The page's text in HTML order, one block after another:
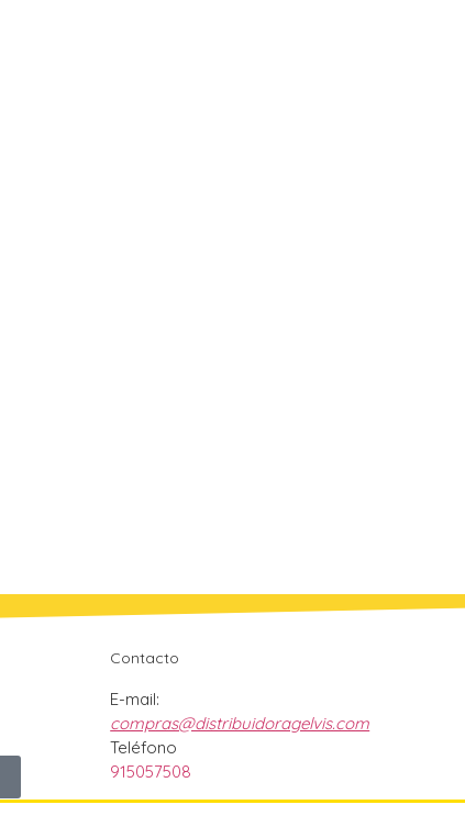
Contacto
E-mail:
compras@distribuidoragelvis.com
Teléfono
915057508